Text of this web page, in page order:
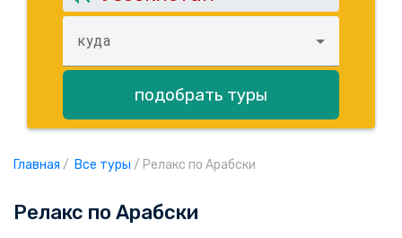
О проекте
куда
подобрать туры
Главная / Все туры / Релакс по Арабски
Релакс по Арабски